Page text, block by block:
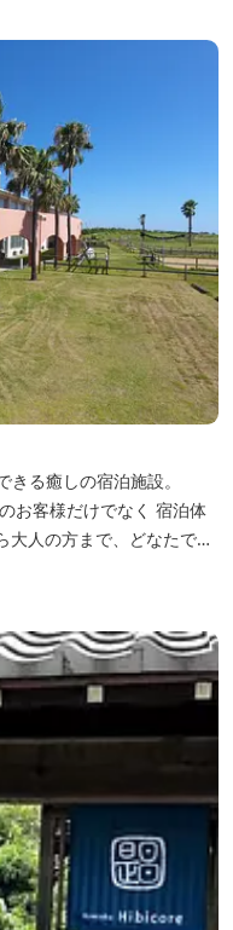
る癒しの宿泊施設。
お客様だけでなく 宿泊体
人の方まで、どなたでも
カヤックをはじめとするマ
楽部エルカバージョでの
に海の自然体験教室も開催